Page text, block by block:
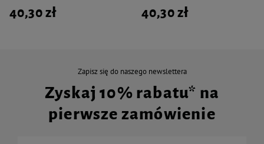
40,30 zł 40,30 zł
Zapisz się do naszego newslettera
Zyskaj 10% rabatu* na
pierwsze zamówienie